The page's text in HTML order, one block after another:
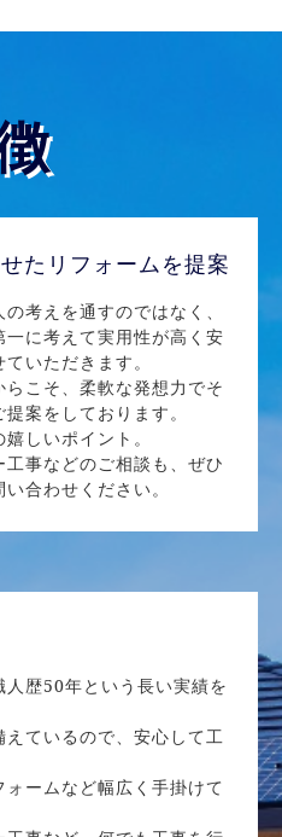
たリフォームを提案
考えを通すのではなく、
に考えて実用性が高く安
いただきます。
こそ、柔軟な発想力でそ
案をしております。
しいポイント。
事などのご相談も、ぜひ
合わせください。
人歴50年という長い実績を
ているので、安心して工
ームなど幅広く手掛けて